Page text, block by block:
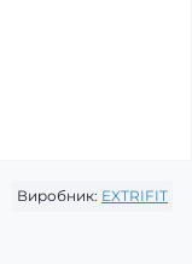
Виробник: EXTRIFIT